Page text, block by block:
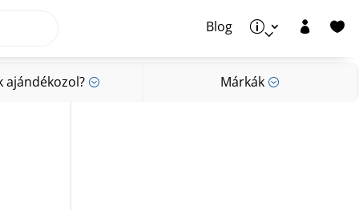
Blog p  
ajándékozol? ; Márkák ;
Márkák;